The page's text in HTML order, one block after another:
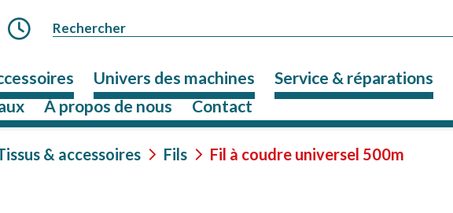
Univers des machines Service & réparations
À propos de nous Contact
& accessoires Fils Fil à coudre universel 500m